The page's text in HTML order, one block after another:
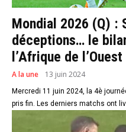
Mondial 2026 (Q) :
déceptions… le
l’Afrique de l’Ouest
A la une 13 juin 2024
Mercredi 11 juin 2024, la 4è
pris fin. Les derniers matchs ont